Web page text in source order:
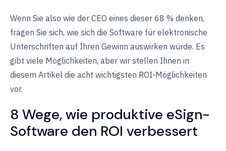
Wenn Sie also wie der CEO eines dieser 68 % denken,
fragen Sie sich, wie sich die Software für elektronische
Unterschriften auf Ihren Gewinn auswirken würde. Es
gibt viele Möglichkeiten, aber wir stellen Ihnen in
diesem Artikel die acht wichtigsten ROI-Möglichkeiten
vor.
8 Wege, wie produktive eSign-
Software den ROI verbessert